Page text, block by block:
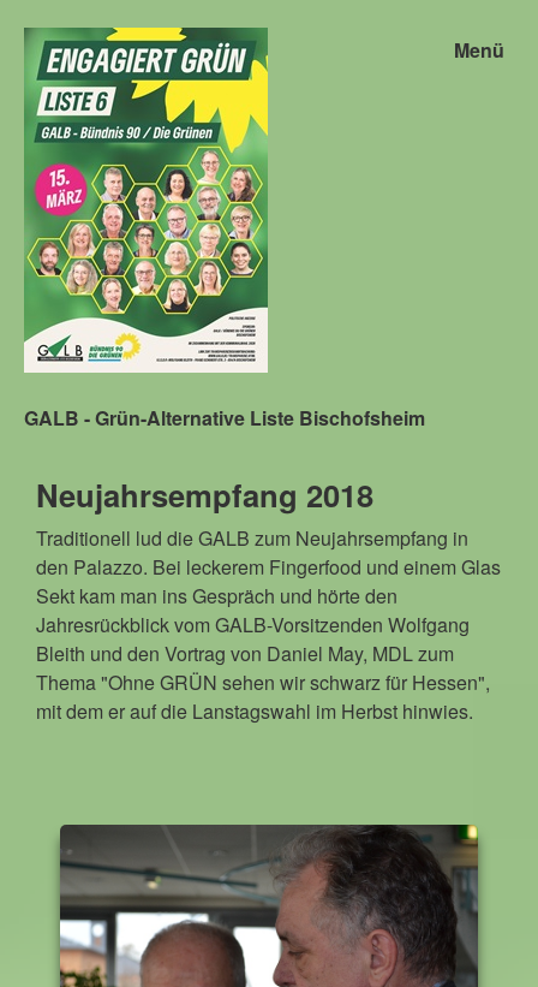
GALB - Grün-Alternative Liste Bischofsheim
Menü
Neujahrsempfang 2018
Traditionell lud die GALB zum Neujahrsempfang in
den Palazzo. Bei leckerem Fingerfood und einem Glas
Sekt kam man ins Gespräch und hörte den
Jahresrückblick vom GALB-Vorsitzenden Wolfgang
Bleith und den Vortrag von Daniel May, MDL zum
Thema "Ohne GRÜN sehen wir schwarz für Hessen",
mit dem er auf die Lanstagswahl im Herbst hinwies.